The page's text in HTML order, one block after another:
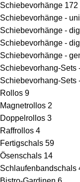
Schiebevorhänge 172
Schiebevorhänge - uni
Schiebevorhänge -
Schiebevorhänge -
Schiebevorhänge -
Schiebevorhang-Sets
Schiebevorhang-Sets
Rollos 9
Magnetrollos 2
Doppelrollos 3
Raffrollos 4
Fertigschals 59
Ösenschals 14
Schlaufenbandschals